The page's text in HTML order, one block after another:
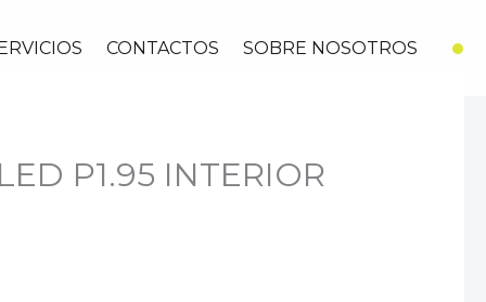
CONTACTOS SOBRE NOSOTROS
P1.95 INTERIOR